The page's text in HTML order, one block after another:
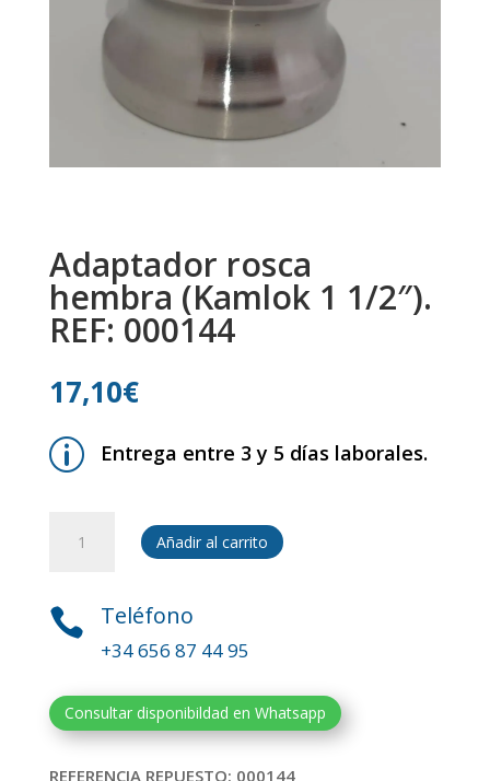
Adaptador rosca
hembra (Kamlok 1 1/2″).
REF: 000144
17,10€
p Entrega entre 3 y 5 días laborales.
rosca
1
000144
cantidad
Añadir al carrito
 Teléfono
+34 656 87 44 95
Consultar disponibildad en Whatsapp
REFERENCIA REPUESTO: 000144